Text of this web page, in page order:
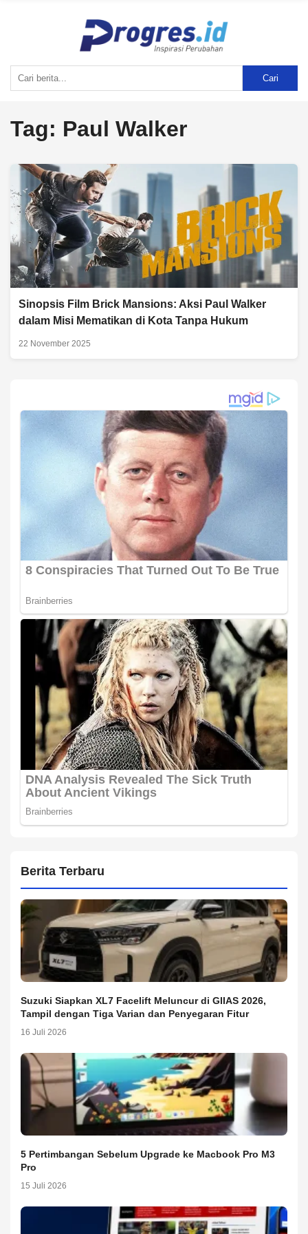
Cari
Tag: Paul Walker
Sinopsis Film Brick Mansions: Aksi Paul Walker
dalam Misi Mematikan di Kota Tanpa Hukum
22 November 2025
Berita Terbaru
Suzuki Siapkan XL7 Facelift Meluncur di GIIAS 2026,
Tampil dengan Tiga Varian dan Penyegaran Fitur
16 Juli 2026
5 Pertimbangan Sebelum Upgrade ke Macbook Pro M3
Pro
15 Juli 2026